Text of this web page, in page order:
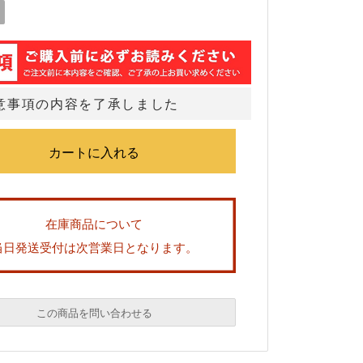
事項の内容を了承しました
在庫商品について
日発送受付は次営業日となります。
この商品を問い合わせる